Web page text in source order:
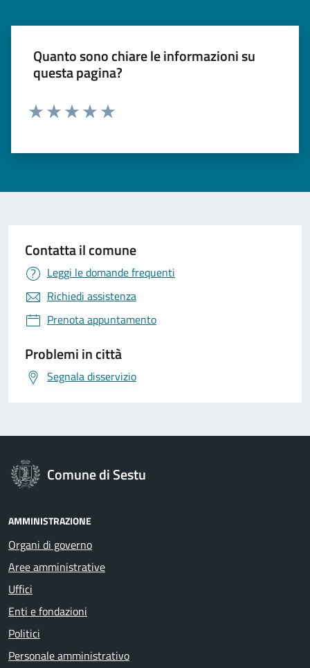
Quanto sono chiare le informazioni su
questa pagina?
Contatta il comune
Leggi le domande frequenti
Richiedi assistenza
Prenota appuntamento
Problemi in città
Segnala disservizio
Comune di Sestu
AMMINISTRAZIONE
Organi di governo
Aree amministrative
Uffici
Enti e fondazioni
Politici
Personale amministrativo